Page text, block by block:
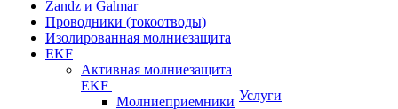
Zandz и Galmar
Проводники (токоотводы)
Изолированная молниезащита
EKF
Активная молниезащита
EKF
Молниеприемники Услуги